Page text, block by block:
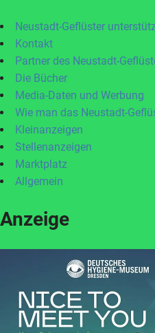
Neustadt-Geflüster
Kontakt
Partner des Neustadt-
Die Bücher
Media-Daten und Werbung
Wie man das Neustadt-
Kleinanzeigen
Stellenanzeigen
Marktplatz
Allgemein
Anzeige